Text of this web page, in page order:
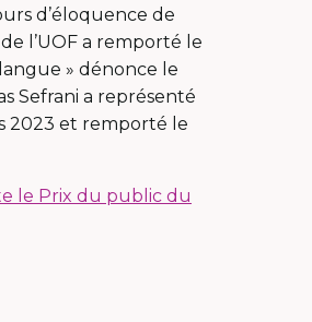
d’éloquence de
l’UOF a remporté le
» dénonce le
Sefrani a représenté
2023 et remporté le
le Prix du public du